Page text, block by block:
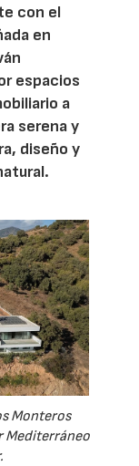
con el
en
espacios
a
serena y
diseño y
Monteros
Mediterráneo